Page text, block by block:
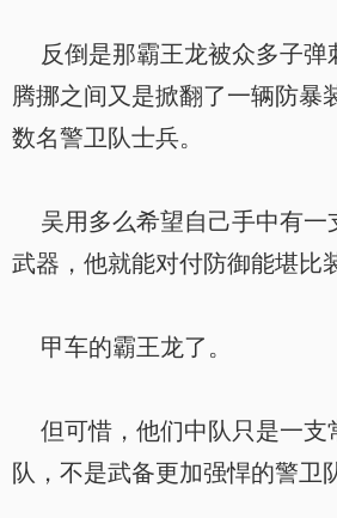
反倒是那霸王龙被众多子弹
腾挪之间又是掀翻了一辆防暴
数名警卫队士兵。
吴用多么希望自己手中有一
武器，他就能对付防御能堪比
甲车的霸王龙了。
但可惜，他们中队只是一支
队，不是武备更加强悍的警卫